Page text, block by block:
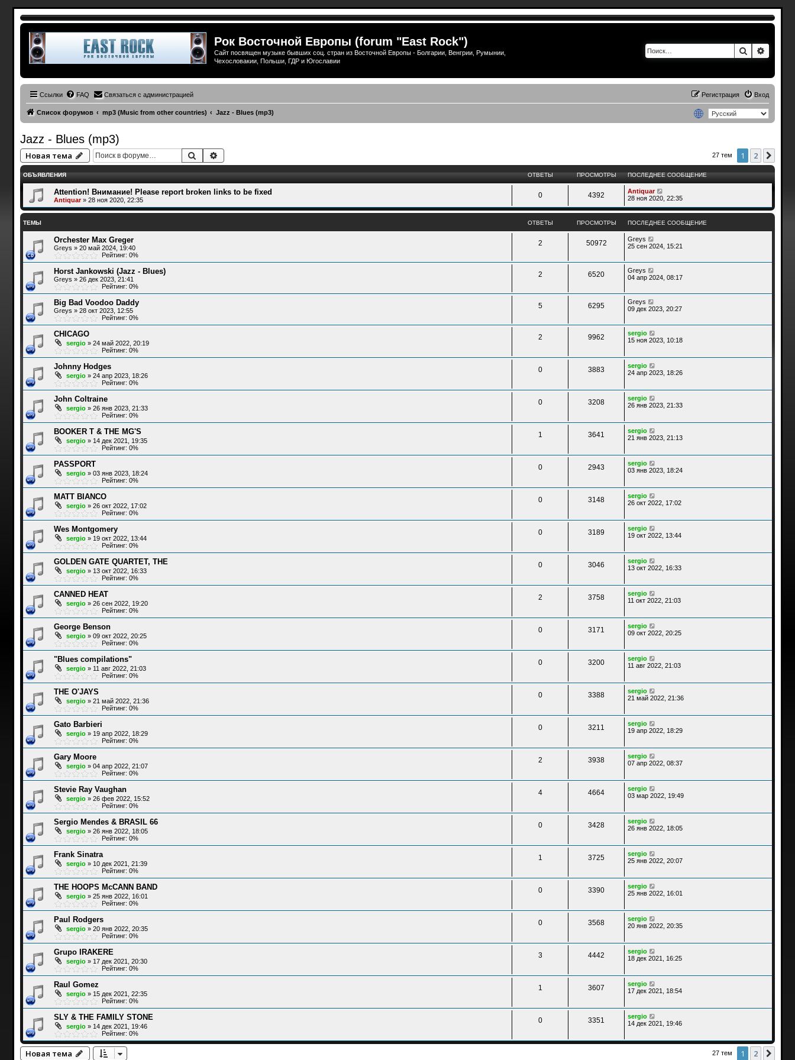
Рок Восточной Европы (forum "East Rock")
Сайт посвящен музыке бывших соц. стран из Восточной Европы - Болгарии, Венгрии, Румынии,
Чехословакии, Польши, ГДР и Югославии
Поиск
Ссылки FAQ Связаться с администрацией Вход
Регистрация
Список форумов mp3 (Music from other countries) Jazz - Blues (mp3)
Jazz - Blues (mp3)
Новая тема Поиск 27 тем 1 2
ОБЪЯВЛЕНИЯ ОТВЕТЫ ПРОСМОТРЫ ПОСЛЕДНЕЕ СООБЩЕНИЕ
Attention! Внимание! Please report broken links to be fixed
Antiquar» 28 ноя 2020, 22:35
0 4392
Antiquar
28 ноя 2020, 22:35
ТЕМЫ ОТВЕТЫ ПРОСМОТРЫ ПОСЛЕДНЕЕ СООБЩЕНИЕ
Orchester Max Greger
Greys » 20 май 2024, 19:40
Рейтинг: 0%
2 50972
Greys
25 сен 2024, 15:21
Horst Jankowski (Jazz - Blues)
Greys » 26 дек 2023, 21:41
Рейтинг: 0%
2 6520
Greys
04 апр 2024, 08:17
Big Bad Voodoo Daddy
Greys » 28 окт 2023, 12:55
Рейтинг: 0%
5 6295
Greys
09 дек 2023, 20:27
CHICAGO
sergio» 24 май 2022, 20:19
Рейтинг: 0%
2 9962
sergio
15 ноя 2023, 10:18
Johnny Hodges
sergio» 24 апр 2023, 18:26
Рейтинг: 0%
0 3883
sergio
24 апр 2023, 18:26
John Coltraine
sergio» 26 янв 2023, 21:33
Рейтинг: 0%
0 3208
sergio
26 янв 2023, 21:33
BOOKER T & THE MG'S
sergio» 14 дек 2021, 19:35
Рейтинг: 0%
1 3641
sergio
21 янв 2023, 21:13
PASSPORT
sergio» 03 янв 2023, 18:24
Рейтинг: 0%
0 2943
sergio
03 янв 2023, 18:24
MATT BIANCO
sergio» 26 окт 2022, 17:02
Рейтинг: 0%
0 3148
sergio
26 окт 2022, 17:02
Wes Montgomery
sergio» 19 окт 2022, 13:44
Рейтинг: 0%
0 3189
sergio
19 окт 2022, 13:44
GOLDEN GATE QUARTET, THE
sergio» 13 окт 2022, 16:33
Рейтинг: 0%
0 3046
sergio
13 окт 2022, 16:33
CANNED HEAT
sergio» 26 сен 2022, 19:20
Рейтинг: 0%
2 3758
sergio
11 окт 2022, 21:03
George Benson
sergio» 09 окт 2022, 20:25
Рейтинг: 0%
0 3171
sergio
09 окт 2022, 20:25
"Blues compilations"
sergio» 11 авг 2022, 21:03
Рейтинг: 0%
0 3200
sergio
11 авг 2022, 21:03
THE O'JAYS
sergio» 21 май 2022, 21:36
Рейтинг: 0%
0 3388
sergio
21 май 2022, 21:36
Gato Barbieri
sergio» 19 апр 2022, 18:29
Рейтинг: 0%
0 3211
sergio
19 апр 2022, 18:29
Gary Moore
sergio» 04 апр 2022, 21:07
Рейтинг: 0%
2 3938
sergio
07 апр 2022, 08:37
Stevie Ray Vaughan
sergio» 26 фев 2022, 15:52
Рейтинг: 0%
4 4664
sergio
03 мар 2022, 19:49
Sergio Mendes & BRASIL 66
sergio» 26 янв 2022, 18:05
Рейтинг: 0%
0 3428
sergio
26 янв 2022, 18:05
Frank Sinatra
sergio» 10 дек 2021, 21:39
Рейтинг: 0%
1 3725
sergio
25 янв 2022, 20:07
THE HOOPS McCANN BAND
sergio» 25 янв 2022, 16:01
Рейтинг: 0%
0 3390
sergio
25 янв 2022, 16:01
Paul Rodgers
sergio» 20 янв 2022, 20:35
Рейтинг: 0%
0 3568
sergio
20 янв 2022, 20:35
Grupo IRAKERE
sergio» 17 дек 2021, 20:30
Рейтинг: 0%
3 4442
sergio
18 дек 2021, 16:25
Raul Gomez
sergio» 15 дек 2021, 22:35
Рейтинг: 0%
1 3607
sergio
17 дек 2021, 18:54
SLY & THE FAMILY STONE
sergio» 14 дек 2021, 19:46
Рейтинг: 0%
0 3351
sergio
14 дек 2021, 19:46
Новая тема 27 тем 1 2